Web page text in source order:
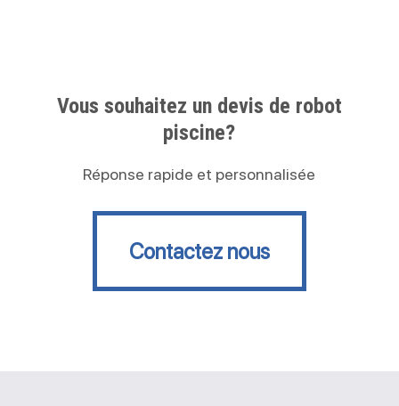
Vous souhaitez un devis de robot
piscine?
Réponse rapide et personnalisée
Contactez nous
Contactez nous